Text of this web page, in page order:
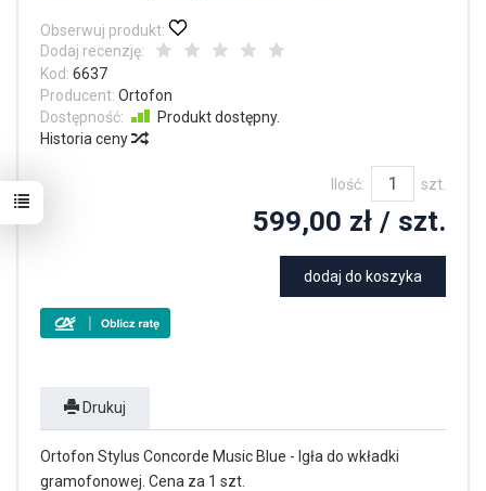
Obserwuj produkt:
Dodaj recenzję:
Kod: 6637
Producent: Ortofon
Dostępność:
Produkt dostępny.
Historia ceny
Ilość: szt.
599,00 zł / szt.
dodaj do koszyka
Drukuj
Ortofon Stylus Concorde Music Blue - Igła do wkładki
gramofonowej. Cena za 1 szt.